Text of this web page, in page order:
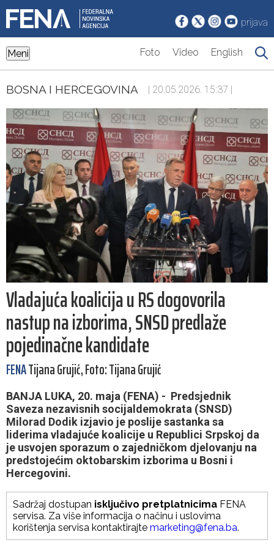
prijava
Meni Foto Video English
BOSNA I HERCEGOVINA | 20.05.2026. 15:37 |
Vladajuća koalicija u RS dogovorila
nastup na izborima, SNSD predlaže
pojedinačne kandidate
FENATijana Grujić, Foto: Tijana Grujić
BANJA LUKA, 20. maja (FENA) - Predsjednik
Saveza nezavisnih socijaldemokrata (SNSD)
Milorad Dodik izjavio je poslije sastanka sa
liderima vladajuće koalicije u Republici Srpskoj da
je usvojen sporazum o zajedničkom djelovanju na
predstojećim oktobarskim izborima u Bosni i
Hercegovini.
Sadržaj dostupan isključivo pretplatnicima FENA
servisa. Za više informacija o načinu i uslovima
korištenja servisa kontaktirajte marketing@fena.ba.